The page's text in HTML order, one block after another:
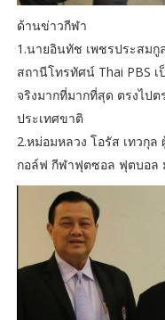
ด้านข่าวกีฬา
1.นายอินทัช เพชรประสม
สถานีโทรทัศน์ Thai PBS
จริงมากที่มากที่สุด ตรงไป
ประเทศขาติ
2.หม่อมหลวง โอรัส เทวกุล
กอล์ฟ กีฬาฟุตซอล ฟุตบอล